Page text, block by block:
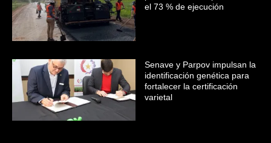
el 73 % de ejecución
Senave y Parpov impulsan la
identificación genética para
fortalecer la certificación
varietal